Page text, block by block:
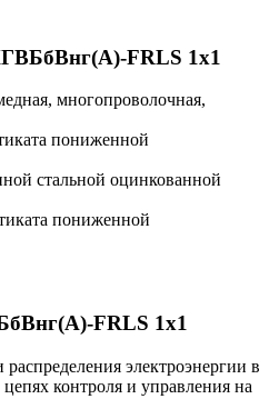
FRLS 1х1
многопроволочная,
пониженной
стальной оцинкованной
пониженной
FRLS 1х1
электроэнергии в
контроля и управления на